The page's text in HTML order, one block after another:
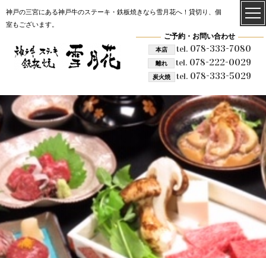
神戸の三宮にある神戸牛のステーキ・鉄板焼きなら雪月花へ！貸切り、個
室もございます。
ご予約・お問い合わせ
本店 tel.078-333-7080
離れ tel. 078-222-0029
炭火焼 tel.078-333-5029
雪月花 炭火焼